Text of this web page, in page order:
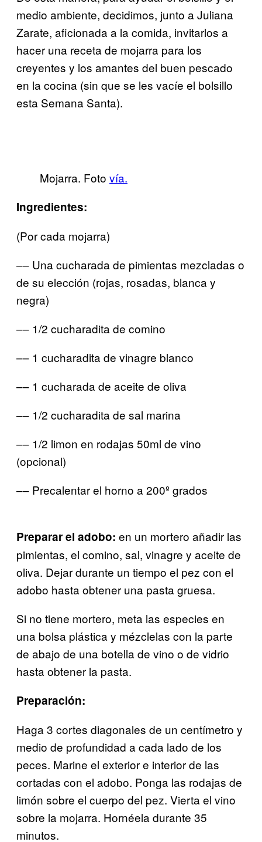
medio ambiente, decidimos, junto a Juliana
Zarate, aficionada a la comida, invitarlos a
hacer una receta de mojarra para los
creyentes y los amantes del buen pescado
en la cocina (sin que se les vacíe el bolsillo
esta Semana Santa).
Mojarra. Foto vía.
Ingredientes:
(Por cada mojarra)
–– Una cucharada de pimientas mezcladas o
de su elección (rojas, rosadas, blanca y
negra)
–– 1/2 cucharadita de comino
–– 1 cucharadita de vinagre blanco
–– 1 cucharada de aceite de oliva
–– 1/2 cucharadita de sal marina
–– 1/2 limon en rodajas 50ml de vino
(opcional)
–– Precalentar el horno a 200º grados
Preparar el adobo: en un mortero añadir las
pimientas, el comino, sal, vinagre y aceite de
oliva. Dejar durante un tiempo el pez con el
adobo hasta obtener una pasta gruesa.
Si no tiene mortero, meta las especies en
una bolsa plástica y mézclelas con la parte
de abajo de una botella de vino o de vidrio
hasta obtener la pasta.
Preparación:
Haga 3 cortes diagonales de un centímetro y
medio de profundidad a cada lado de los
peces. Marine el exterior e interior de las
cortadas con el adobo. Ponga las rodajas de
limón sobre el cuerpo del pez. Vierta el vino
sobre la mojarra. Hornéela durante 35
minutos.